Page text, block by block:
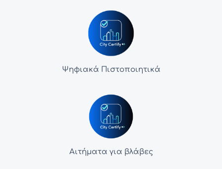
Ψηφιακά Πιστοποιητικά
Αιτήματα για βλάβες